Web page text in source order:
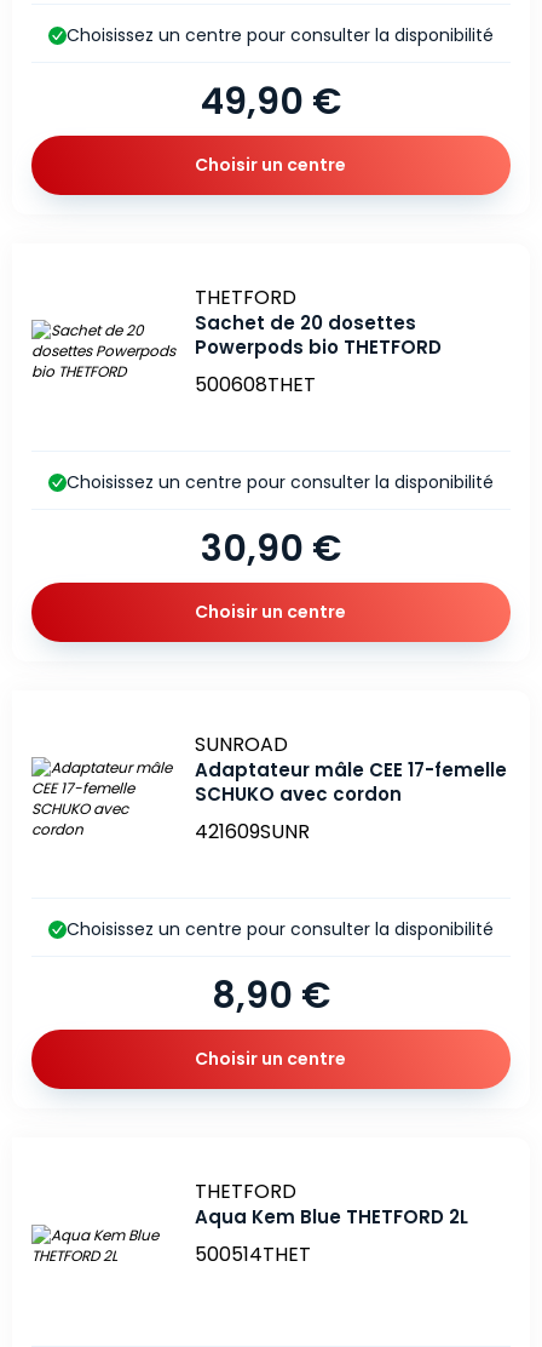
49,90 €
Choisissez un centre pour consulter la disponibilité
Choisir un centre
Marque
THETFORD
Sachet de 20 dosettes
Powerpods bio THETFORD
500608THET
30,90 €
Choisissez un centre pour consulter la disponibilité
Choisir un centre
Marque
SUNROAD
Adaptateur mâle CEE 17-femelle
SCHUKO avec cordon
421609SUNR
8,90 €
Choisissez un centre pour consulter la disponibilité
Choisir un centre
Marque
THETFORD
Aqua Kem Blue THETFORD 2L
500514THET